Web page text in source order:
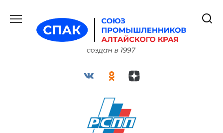
содержанию